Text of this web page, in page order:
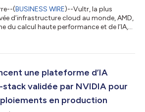
(BUSINESS WIRE)--Vultr, la plus
d’infrastructure cloud au monde, AMD,
du calcul haute performance et de l’IA,
de base d’IA révolutionnaire conçu pour
sans précédent. Basée sur les
une plateforme d’IA
validée par NVIDIA pour
en production